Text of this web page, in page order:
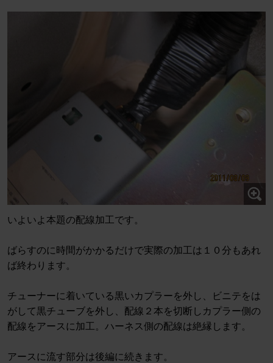
いよいよ本題の配線加工です。
ばらすのに時間がかかるだけで実際の加工は１０分もあれ
ば終わります。
チューナーに着いている黒いカプラーを外し、ビニテをは
がして黒チューブを外し、配線２本を切断しカプラー側の
配線をアースに加工。ハーネス側の配線は絶縁します。
アースに流す部分は後編に続きます。